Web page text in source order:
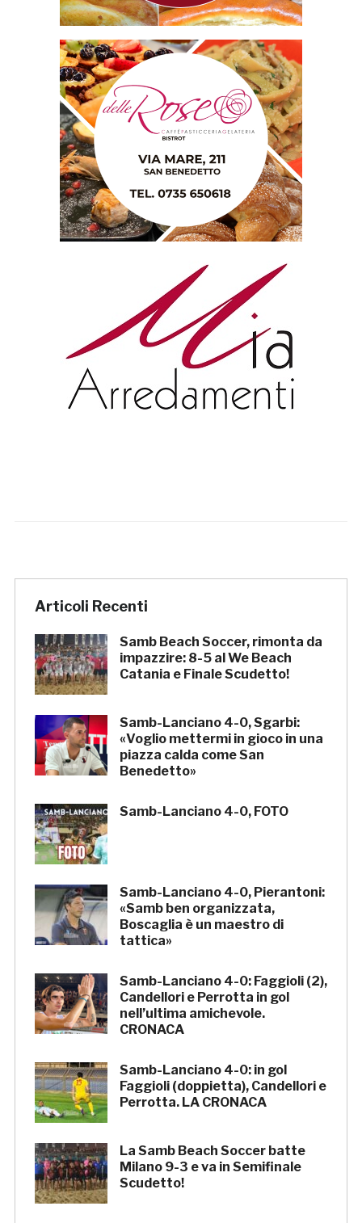
Articoli Recenti
Samb Beach Soccer, rimonta da
impazzire: 8-5 al We Beach
Catania e Finale Scudetto!
Samb-Lanciano 4-0, Sgarbi:
«Voglio mettermi in gioco in una
piazza calda come San
Benedetto»
Samb-Lanciano 4-0, FOTO
Samb-Lanciano 4-0, Pierantoni:
«Samb ben organizzata,
Boscaglia è un maestro di
tattica»
Samb-Lanciano 4-0: Faggioli (2),
Candellori e Perrotta in gol
nell’ultima amichevole.
CRONACA
Samb-Lanciano 4-0: in gol
Faggioli (doppietta), Candellori e
Perrotta. LA CRONACA
La Samb Beach Soccer batte
Milano 9-3 e va in Semifinale
Scudetto!